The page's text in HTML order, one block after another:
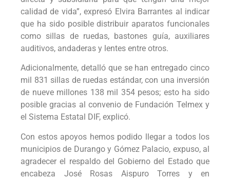
calidad de vida”, expresó Elvira Barrantes al indicar
que ha sido posible distribuir aparatos funcionales
como sillas de ruedas, bastones guía, auxiliares
auditivos, andaderas y lentes entre otros.
Adicionalmente, detalló que se han entregado cinco
mil 831 sillas de ruedas estándar, con una inversión
de nueve millones 138 mil 354 pesos; esto ha sido
posible gracias al convenio de Fundación Telmex y
el Sistema Estatal DIF, explicó.
Con estos apoyos hemos podido llegar a todos los
municipios de Durango y Gómez Palacio, expuso, al
agradecer el respaldo del Gobierno del Estado que
encabeza José Rosas Aispuro Torres y en